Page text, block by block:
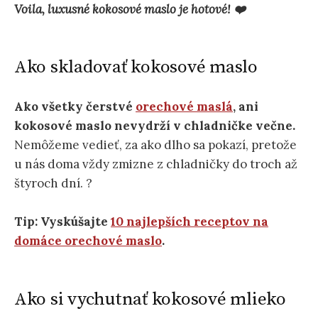
Voila, luxusné kokosové maslo je hotové! ❤️
Ako skladovať kokosové maslo
Ako všetky čerstvé orechové maslá, ani
kokosové maslo nevydrží v chladničke večne.
Nemôžeme vedieť, za ako dlho sa pokazí, pretože
u nás doma vždy zmizne z chladničky do troch až
štyroch dní. ?
Tip: Vyskúšajte 10 najlepších receptov na
domáce orechové maslo.
Ako si vychutnať kokosové mlieko